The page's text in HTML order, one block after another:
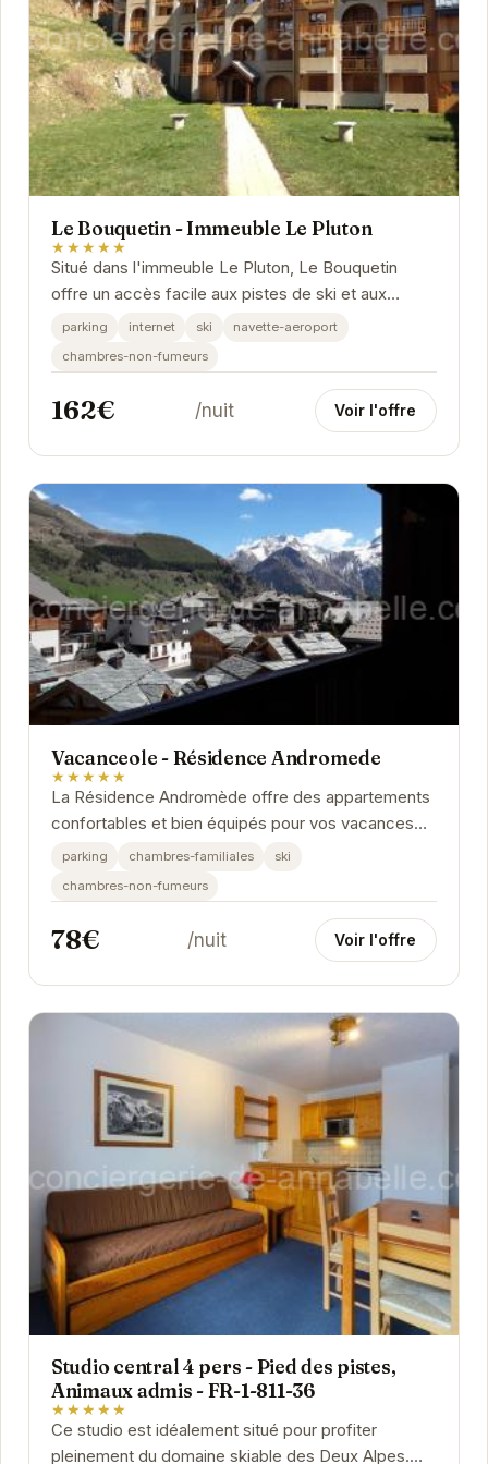
Le Bouquetin - Immeuble Le Pluton
★★★★★
Situé dans l'immeuble Le Pluton, Le Bouquetin
offre un accès facile aux pistes de ski et aux
activités de montagne. L'appartement dispose
parking internet ski
navette-aeroport
chambres-non-fumeurs
162€ /nuit Voir l'offre
Vacanceole - Résidence Andromede
★★★★★
La Résidence Andromède offre des appartements
confortables et bien équipés pour vos vacances
aux Deux Alpes. Profitez de la proximité des
parking chambres-familiales
ski
chambres-non-fumeurs
78€ /nuit Voir l'offre
Studio central 4 pers - Pied des pistes,
Animaux admis - FR-1-811-36
★★★★★
Ce studio est idéalement situé pour profiter
pleinement du domaine skiable des Deux Alpes.